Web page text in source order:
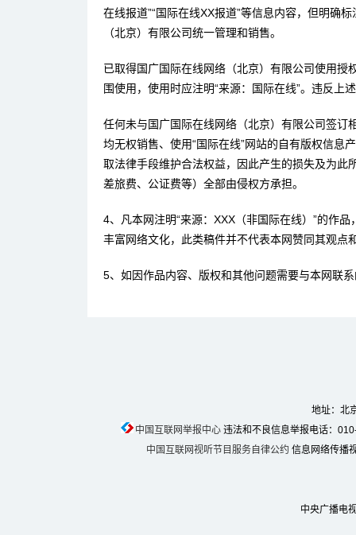
在线报道”“国际在线XX报道”等信息内容，但明确
（北京）有限公司统一管理和销售。
已取得国广国际在线网络（北京）有限公司使用
围使用，使用时应注明“来源：国际在线”。违反上
任何未与国广国际在线网络（北京）有限公司签订
均无权销售、使用“国际在线”网站的自有版权信息
取法律手段维护合法权益，因此产生的损失及为此
差旅费、公证费等）全部由侵权方承担。
4、凡本网注明“来源：XXX（非国际在线）”的作
丰富网络文化，此类稿件并不代表本网赞同其观点
5、如因作品内容、版权和其他问题需要与本网联
地址：北
中国互联网举报中心违法和不良信息举报电话：
中国互联网视听节目服务自律公约 信息网络传播
中央广播电